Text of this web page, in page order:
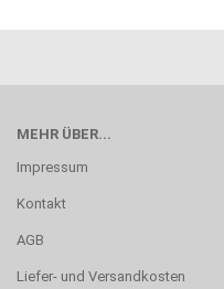
MEHR ÜBER...
Impressum
Kontakt
AGB
Liefer- und Versandkosten